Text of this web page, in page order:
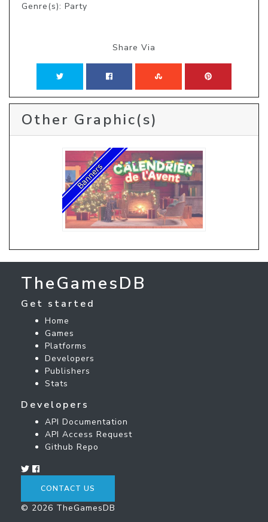
Genre(s): Party
Share Via
Other Graphic(s)
TheGamesDB
Get started
Home
Games
Platforms
Developers
Publishers
Stats
Developers
API Documentation
API Access Request
Github Repo
CONTACT US
© 2026 TheGamesDB